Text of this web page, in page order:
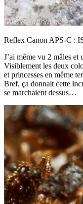
Reflex Canon APS-C :
J’ai même vu 2 mâles et
Visiblement les deux
et princesses en même
Bref, ça donnait cette
se marchaient dessus…